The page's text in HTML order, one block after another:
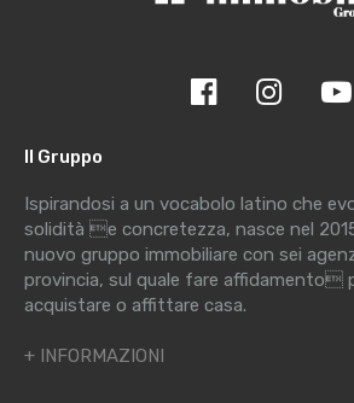
Il Gruppo
Ispirandosi a un vocabolo latino che
solidità e concretezza, nasce nel
nuovo gruppo immobiliare con sei
provincia, sul quale fare affidamento
acquistare o affittare casa.
+ INFORMAZIONI